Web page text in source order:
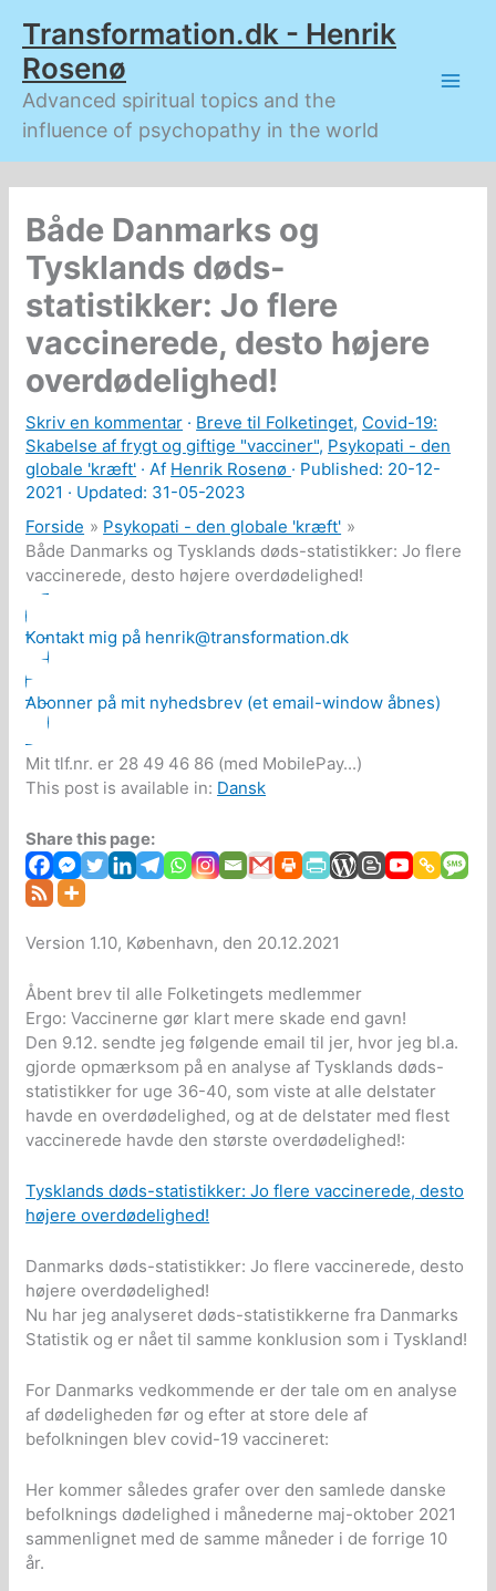
indholdet
Transformation.dk - Henrik
Rosenø
Advanced spiritual topics and the
influence of psychopathy in the world
Både Danmarks og
Tysklands døds-
statistikker: Jo flere
vaccinerede, desto højere
overdødelighed!
Skriv en kommentar · Breve til Folketinget, Covid-19:
Skabelse af frygt og giftige "vacciner", Psykopati - den
globale 'kræft' · Af Henrik Rosenø · Published: 20-12-
2021 · Updated: 31-05-2023
Forside
Psykopati - den globale 'kræft'
Både Danmarks og Tysklands døds-statistikker: Jo flere
vaccinerede, desto højere overdødelighed!
Kontakt mig på henrik@transformation.dk
Abonner på mit nyhedsbrev (et email-window åbnes)
Mit tlf.nr. er 28 49 46 86 (med MobilePay...)
This post is available in: Dansk
Share this page:
Version 1.10, København, den 20.12.2021
Åbent brev til alle Folketingets medlemmer
Ergo: Vaccinerne gør klart mere skade end gavn!
Den 9.12. sendte jeg følgende email til jer, hvor jeg bl.a.
gjorde opmærksom på en analyse af Tysklands døds-
statistikker for uge 36-40, som viste at alle delstater
havde en overdødelighed, og at de delstater med flest
vaccinerede havde den største overdødelighed!:
Tysklands døds-statistikker: Jo flere vaccinerede, desto
højere overdødelighed!
Danmarks døds-statistikker: Jo flere vaccinerede, desto
højere overdødelighed!
Nu har jeg analyseret døds-statistikkerne fra Danmarks
Statistik og er nået til samme konklusion som i Tyskland!
For Danmarks vedkommende er der tale om en analyse
af dødeligheden før og efter at store dele af
befolkningen blev covid-19 vaccineret:
Her kommer således grafer over den samlede danske
befolknings dødelighed i månederne maj-oktober 2021
sammenlignet med de samme måneder i de forrige 10
år.